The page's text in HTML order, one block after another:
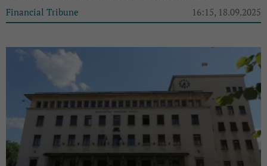
Financial Tribune 16:15, 18.09.2025